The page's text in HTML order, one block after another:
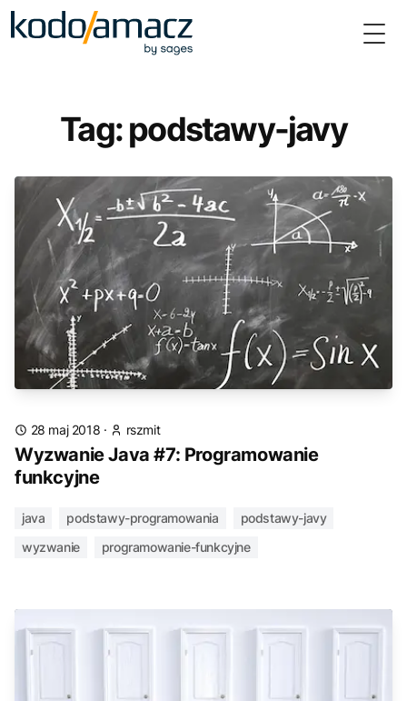
Tag: podstawy-javy
28 maj 2018 · rszmit
Wyzwanie Java #7: Programowanie
funkcyjne
java podstawy-programowania
podstawy-javy
wyzwanie
programowanie-funkcyjne